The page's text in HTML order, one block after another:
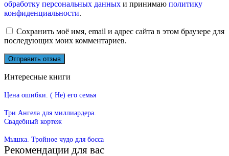
обработку персональных данных и принимаю политику
конфиденциальности.
Сохранить моё имя, email и адрес сайта в этом браузере для
последующих моих комментариев.
Интересные книги
Цена ошибки. ( Не) его семья
Три Ангела для миллиардера.
Свадебный кортеж
Мышка. Тройное чудо для босса
Рекомендации для вас